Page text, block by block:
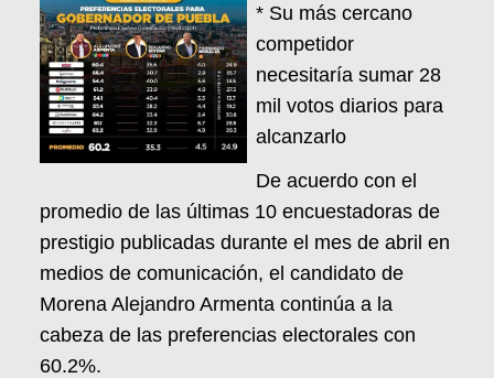
* Su más cercano
competidor
necesitaría sumar 28
mil votos diarios para
alcanzarlo
De acuerdo con el
promedio de las últimas 10 encuestadoras de
prestigio publicadas durante el mes de abril en
medios de comunicación, el candidato de
Morena Alejandro Armenta continúa a la
cabeza de las preferencias electorales con
60.2%.